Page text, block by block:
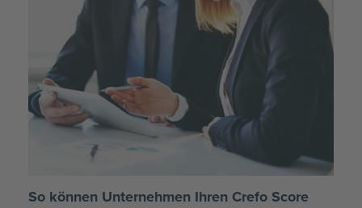
So können Unternehmen Ihren Crefo Score